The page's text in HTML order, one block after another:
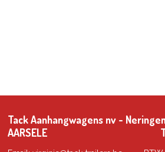
Tack Aanhangwagens nv -
AARSELE TEL +32